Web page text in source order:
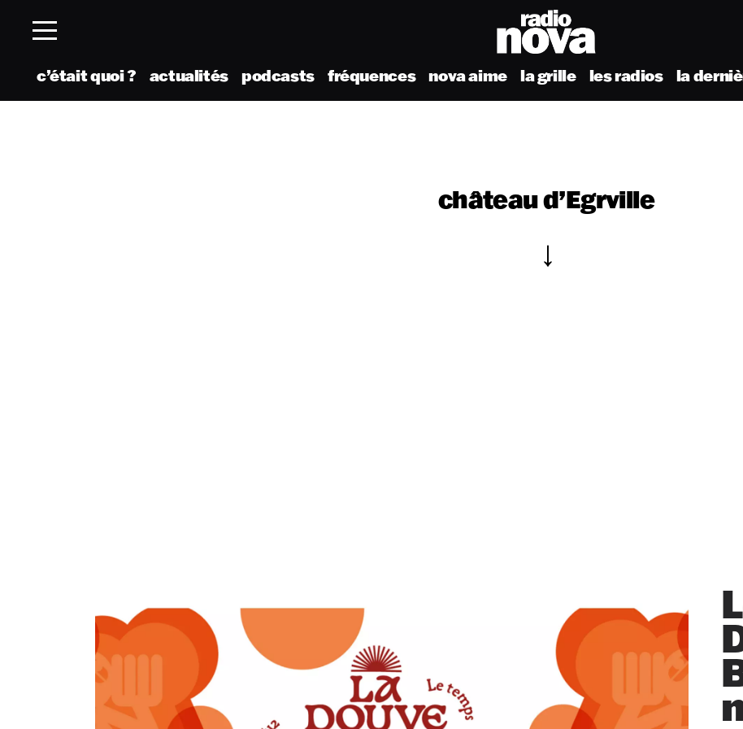
c’était quoi ? actualités podcasts fréquences nova aime la grille les radios la
château d’Egrville